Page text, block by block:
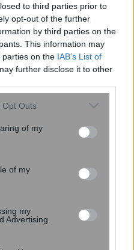
to third parties prior to
opt-out of the further
by third parties on the
This information may
parties on the IAB’s List of
further disclose it to other
uses one or more Google
behaviour. You may click to
and its third-party tags to
Opt Outs
of my
of my
my
Advertising.
θα
σούπερ